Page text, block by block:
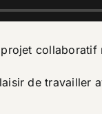
collaboratif
de travailler